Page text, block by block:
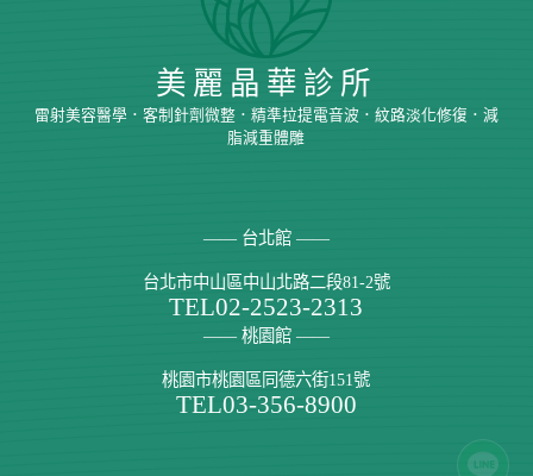
美麗晶華診所
雷射美容醫學．客制針劑微整．精準拉提電音波．紋路淡化修復．減
脂減重體雕
—— 台北館 ——
台北市中山區中山北路二段81-2號
TEL02-2523-2313
—— 桃園館 ——
桃園市桃園區同德六街151號
TEL03-356-8900